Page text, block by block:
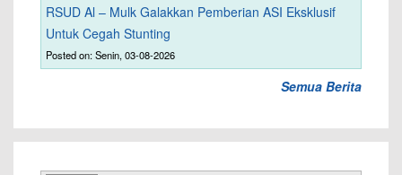
RSUD Al – Mulk Galakkan Pemberian ASI Eksklusif
Untuk Cegah Stunting
Posted on: Senin, 03-08-2026
Semua Berita